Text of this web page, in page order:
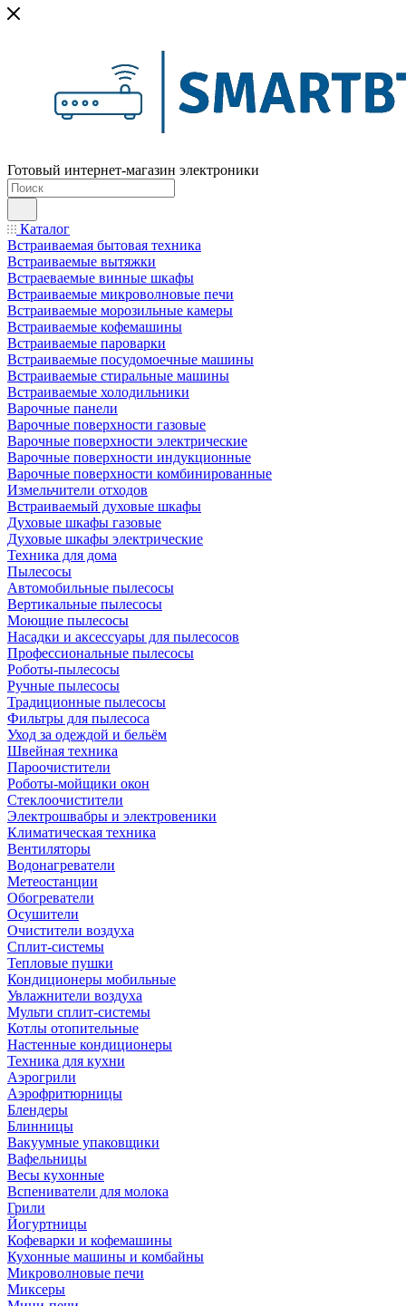
Готовый интернет-магазин электроники
Каталог
Встраиваемая бытовая техника
Встраиваемые вытяжки
Встраеваемые винные шкафы
Встраиваемые микроволновые печи
Встраиваемые морозильные камеры
Встраиваемые кофемашины
Встраиваемые пароварки
Встраиваемые посудомоечные машины
Встраиваемые стиральные машины
Встраиваемые холодильники
Варочные панели
Варочные поверхности газовые
Варочные поверхности электрические
Варочные поверхности индукционные
Варочные поверхности комбинированные
Измельчители отходов
Встраиваемый духовые шкафы
Духовые шкафы газовые
Духовые шкафы электрические
Техника для дома
Пылесосы
Автомобильные пылесосы
Вертикальные пылесосы
Моющие пылесосы
Насадки и аксессуары для пылесосов
Профессиональные пылесосы
Роботы-пылесосы
Ручные пылесосы
Традиционные пылесосы
Фильтры для пылесоса
Уход за одеждой и бельём
Швейная техника
Пароочистители
Роботы-мойщики окон
Стеклоочистители
Электрошвабры и электровеники
Климатическая техника
Вентиляторы
Водонагреватели
Метеостанции
Обогреватели
Осушители
Очистители воздуха
Сплит-системы
Тепловые пушки
Кондиционеры мобильные
Увлажнители воздуха
Мульти сплит-системы
Котлы отопительные
Настенные кондиционеры
Техника для кухни
Аэрогрили
Аэрофритюрницы
Блендеры
Блинницы
Вакуумные упаковщики
Вафельницы
Весы кухонные
Вспениватели для молока
Грили
Йогуртницы
Кофеварки и кофемашины
Кухонные машины и комбайны
Микроволновые печи
Миксеры